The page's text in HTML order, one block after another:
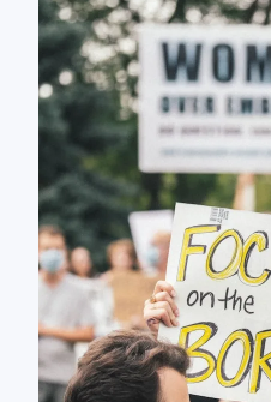
zaobserwuj nas
zaobserwuj nas